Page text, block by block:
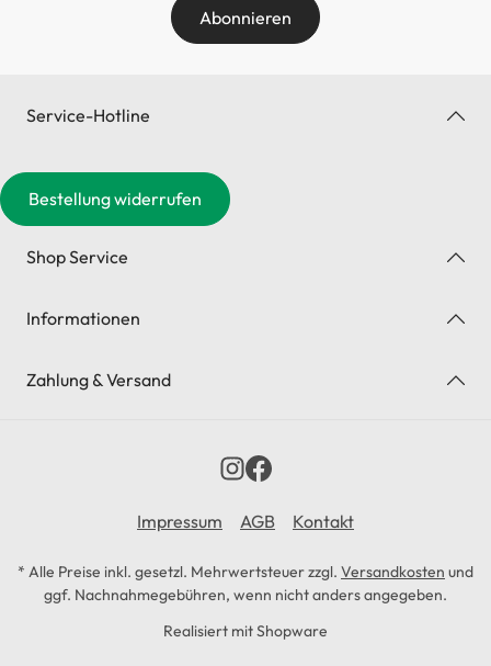
Abonnieren
Service-Hotline
Bestellung widerrufen
Shop Service
Informationen
Zahlung & Versand
Impressum AGB Kontakt
* Alle Preise inkl. gesetzl. Mehrwertsteuer zzgl. Versandkosten und
ggf. Nachnahmegebühren, wenn nicht anders angegeben.
Realisiert mit Shopware